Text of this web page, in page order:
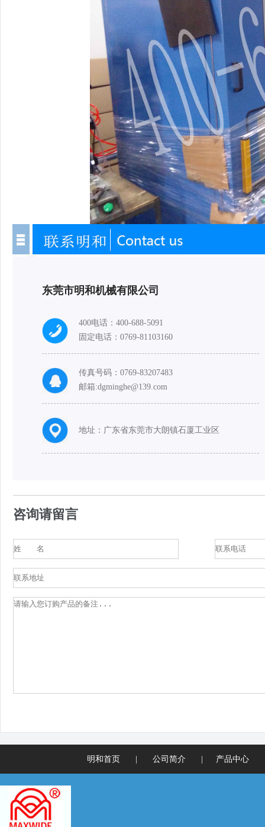
东莞市明和机械有限公司
400电话： 400-688-5091
固定电话：0769-81103160
传真号码：0769-83207483
邮箱:dgminghe@139.com
地址：广东省东莞市大朗镇石厦工业区
咨询请留言
明和首页 公司简介 产品中心